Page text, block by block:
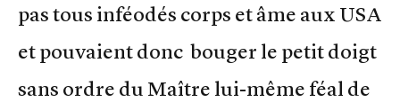
pas tous inféodés corps et âme aux USA
et pouvaient donc bouger le petit doigt
sans ordre du Maître lui-même féal de